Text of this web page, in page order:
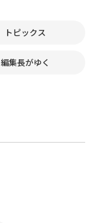
トピックス
編集長がゆく